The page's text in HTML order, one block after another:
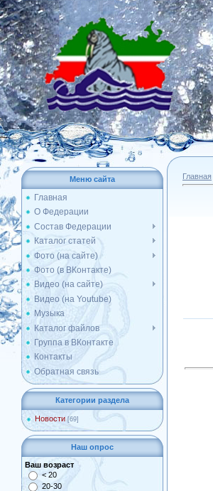
Меню сайта
Главная
О Федерации
Состав Федерации
Каталог статей
Фото (на сайте)
Фото (в ВКонтакте)
Видео (на сайте)
Видео (на Youtube)
Музыка
Каталог файлов
Группа в ВКонтакте
Контакты
Обратная связь
Категории раздела
Новости [69]
Наш опрос
Ваш возраст
< 20
20-30
Главная